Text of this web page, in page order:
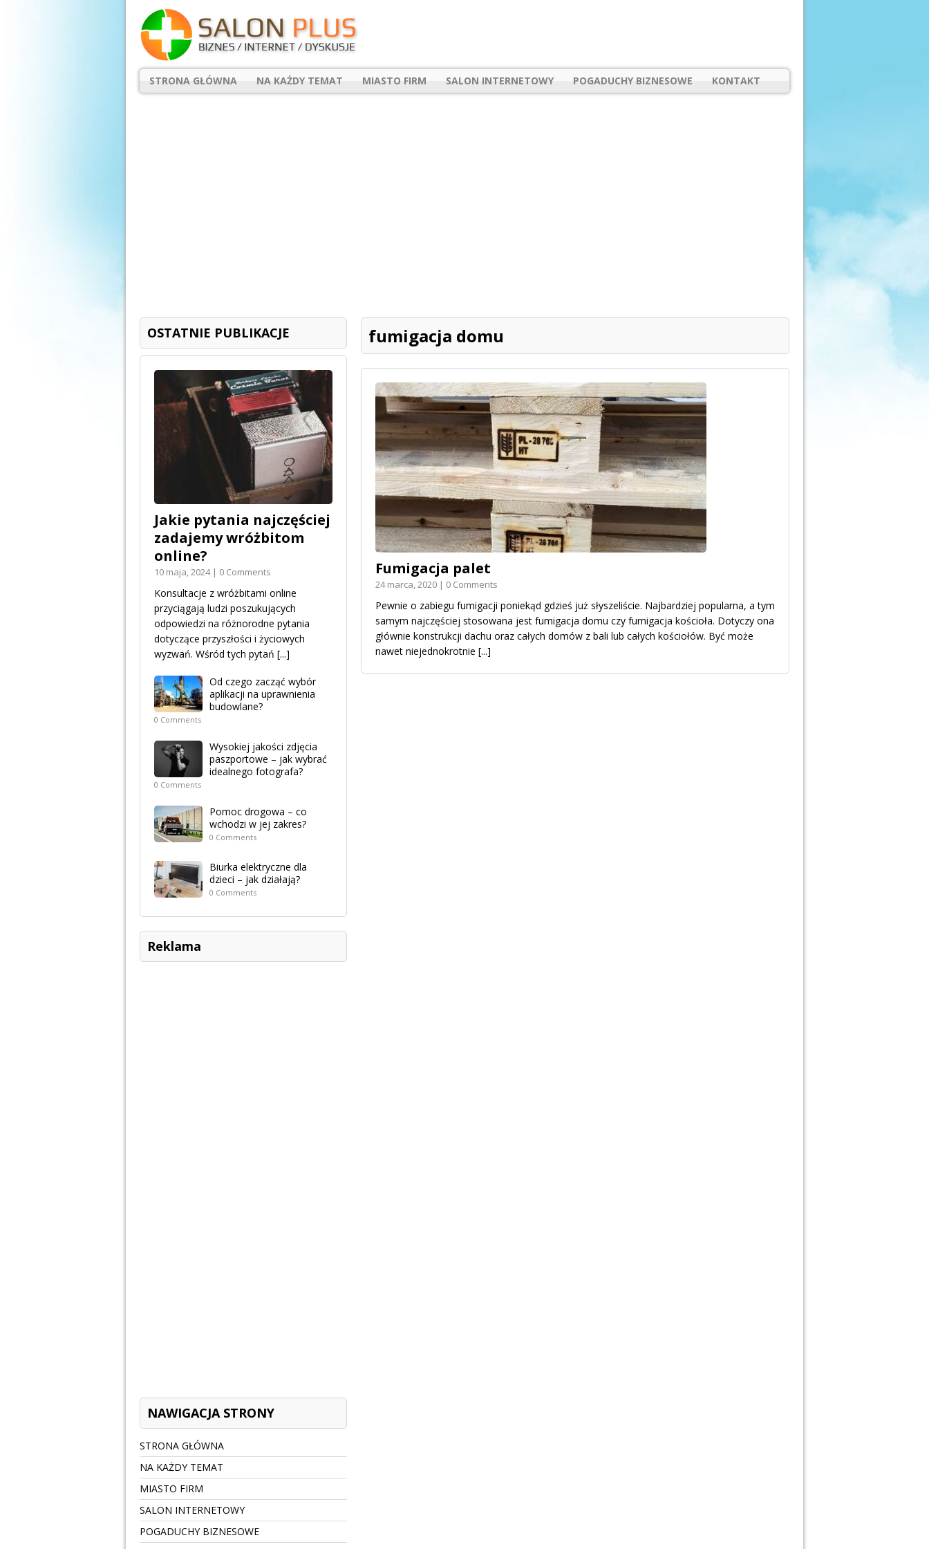
STRONA GŁÓWNA NA KAŻDY TEMAT MIASTO FIRM SALON INTERNETOWY POGADUCHY BIZNESOWE KONTAKT
fumigacja domu
Fumigacja palet
24 marca, 2020 | 0 Comments
Pewnie o zabiegu fumigacji poniekąd gdzieś już słyszeliście. Najbardziej popularna, a tym
samym najczęściej stosowana jest fumigacja domu czy fumigacja kościoła. Dotyczy ona
głównie konstrukcji dachu oraz całych domów z bali lub całych kościołów. Być może
nawet niejednokrotnie [...]
OSTATNIE PUBLIKACJE
Jakie pytania najczęściej
zadajemy wróżbitom
online?
10 maja, 2024 | 0 Comments
Konsultacje z wróżbitami online
przyciągają ludzi poszukujących
odpowiedzi na różnorodne pytania
dotyczące przyszłości i życiowych
wyzwań. Wśród tych pytań [...]
Od czego zacząć wybór
aplikacji na uprawnienia
budowlane?
0 Comments
Wysokiej jakości zdjęcia
paszportowe – jak wybrać
idealnego fotografa?
0 Comments
Pomoc drogowa – co
wchodzi w jej zakres?
0 Comments
Biurka elektryczne dla
dzieci – jak działają?
0 Comments
Reklama
NAWIGACJA STRONY
STRONA GŁÓWNA
NA KAŻDY TEMAT
MIASTO FIRM
SALON INTERNETOWY
POGADUCHY BIZNESOWE